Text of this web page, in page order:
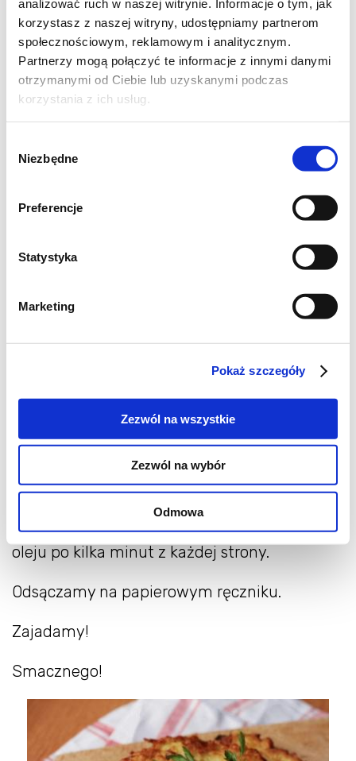
analizować ruch w naszej witrynie. Informacje o tym, jak
korzystasz z naszej witryny, udostępniamy partnerom
społecznościowym, reklamowym i analitycznym.
Partnerzy mogą połączyć te informacje z innymi danymi
otrzymanymi od Ciebie lub uzyskanymi podczas
korzystania z ich usług.
zgody
Niezbędne
Preferencje
Statystyka
Marketing
Pokaż szczegóły
Zezwól na wszystkie
Zezwól na wybór
Odmowa
Oczyszczone ziemniaki trzemy – 4 na dużych
oczkach , 1 na małych.
Dodajemy drobniutko posiekaną cebulę , 2
jajka , mąkę i przyprawy.
Wszystko razem dokładnie mieszamy.
Smażymy na bardzo mocno rozgrzanym
oleju po kilka minut z każdej strony.
Odsączamy na papierowym ręczniku.
Zajadamy!
Smacznego!